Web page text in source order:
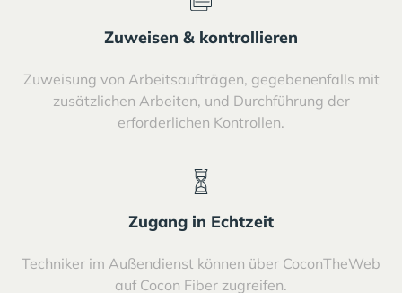
Zuweisen & kontrollieren
Zuweisung von Arbeitsaufträgen, gegebenenfalls mit
zusätzlichen Arbeiten, und Durchführung der
erforderlichen Kontrollen.
Zugang in Echtzeit
Techniker im Außendienst können über CoconTheWeb
auf Cocon Fiber zugreifen.